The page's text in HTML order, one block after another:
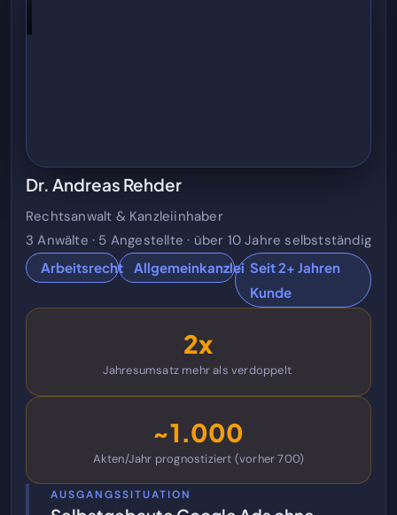
AUSGANGSSITUATION
Dr. Andreas Rehder
Rechtsanwalt & Kanzleiinhaber
3 Anwälte · 5 Angestellte · über 10 Jahre selbstständig
Arbeitsrecht Allgemeinkanzlei Seit 2+ Jahren
Kunde
2x
Jahresumsatz mehr als verdoppelt
~1.000
Akten/Jahr prognostiziert (vorher 700)